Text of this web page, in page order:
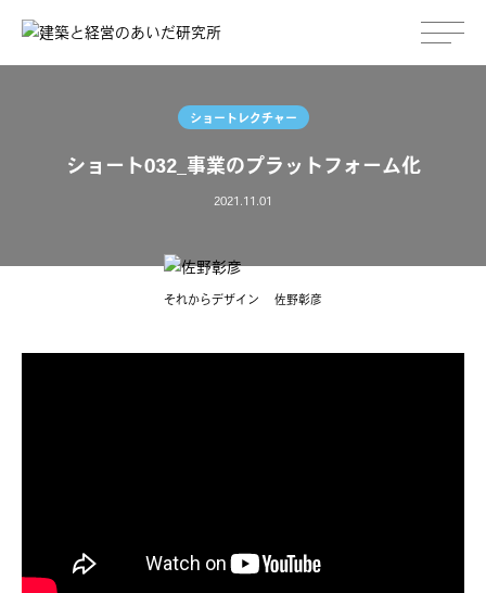
ショートレクチャー
ショート032_事業のプラットフォーム化
2021.11.01
それからデザイン 佐野彰彦